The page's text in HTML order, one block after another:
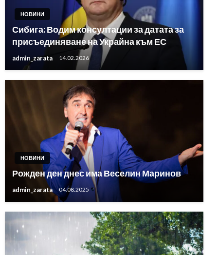
НОВИНИ
Сибига: Водим консултации за датата за
присъединяване на Украйна към ЕС
admin_zarata 14.02.2026
НОВИНИ
Рожден ден днес има Веселин Маринов
admin_zarata 04.08.2025